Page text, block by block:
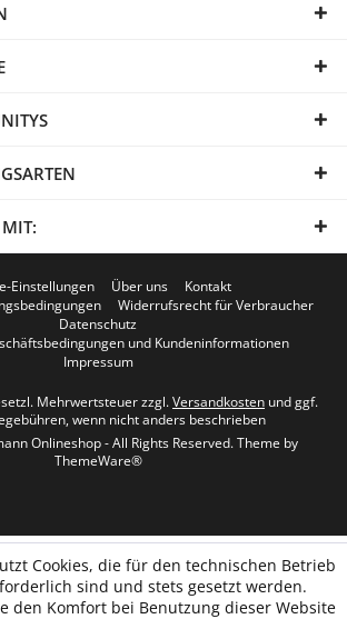
Einstellungen Über uns
Kontakt
Widerrufsrecht für Verbraucher
Datenschutz
und Kundeninformationen
Impressum
Mehrwertsteuer zzgl.Versandkosten und ggf.
wenn nicht anders beschrieben
Onlineshop - All Rights Reserved. Theme by
ThemeWare®
Cookies, die für den technischen Betrieb
sind und stets gesetzt werden.
den Komfort bei Benutzung dieser Website